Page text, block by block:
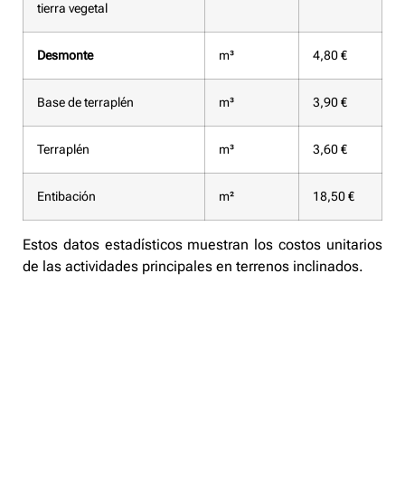
tierra vegetal
Desmonte m³ 4,80 €
Base de terraplén m³ 3,90 €
Terraplén m³ 3,60 €
Entibación m² 18,50 €
Estos datos estadísticos muestran los costos unitarios
de las actividades principales en terrenos inclinados.